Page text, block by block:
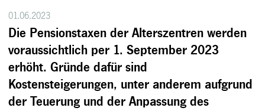
01.06.2023
Die Pensionstaxen der Alterszentren werden
voraussichtlich per 1. September 2023
erhöht. Gründe dafür sind
Kostensteigerungen, unter anderem aufgrund
der Teuerung und der Anpassung des